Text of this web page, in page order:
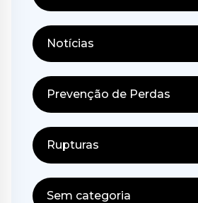
Notícias
Prevenção de Perdas
Rupturas
Sem categoria